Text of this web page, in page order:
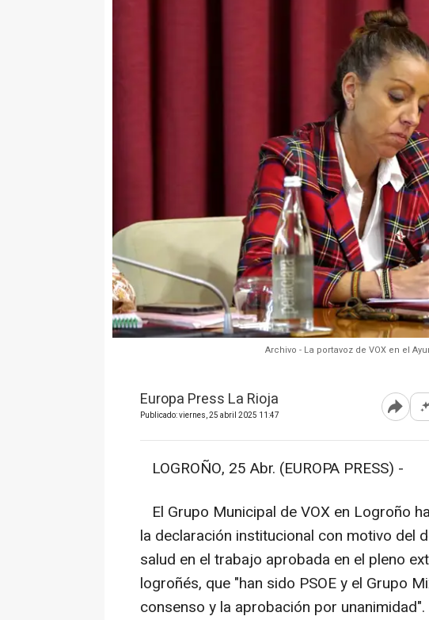
Archivo - La portavoz de VOX en el
Europa Press La Rioja
Publicado: viernes, 25 abril 2025 11:47 Abrir
LOGROÑO, 25 Abr. (EUROPA PRESS) -
El Grupo Municipal de VOX en Logroño
la declaración institucional con motivo del
salud en el trabajo aprobada en el pleno
logroñés, que "han sido PSOE y el Grupo
consenso y la aprobación por unanimidad".